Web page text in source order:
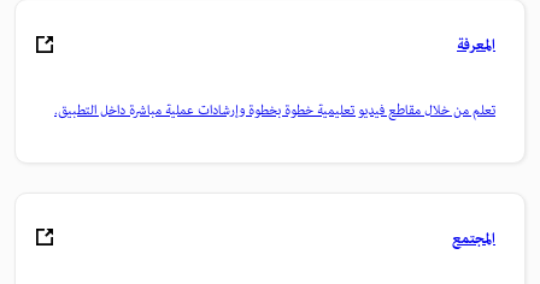
المعرفة
تعلم من خلال مقاطع فيديو تعليمية خطوة بخطوة وإرشادات عملية مباشرة داخل التطبيق.
المجتمع